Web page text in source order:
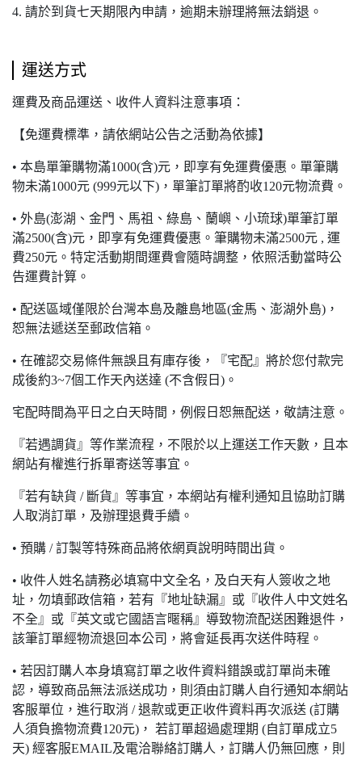
4. 請於到貨七天期限內申請，逾期未辦理將無法銷退。
運送方式
運費及商品運送、收件人資料注意事項：
【免運費標準，請依網站公告之活動為依據】
• 本島單筆購物滿1000(含)元，即享有免運費優惠。單筆購
物未滿1000元 (999元以下)，單筆訂單將酌收120元物流費。
• 外島(澎湖、金門、馬祖、綠島、蘭嶼、小琉球)單筆訂單
滿2500(含)元，即享有免運費優惠。筆購物未滿2500元 , 運
費250元。特定活動期間運費會隨時調整，依照活動當時公
告運費計算。
• 配送區域僅限於台灣本島及離島地區(金馬、澎湖外島)，
恕無法遞送至郵政信箱。
• 在確認交易條件無誤且有庫存後，『宅配』將於您付款完
成後約3~7個工作天內送達 (不含假日)。
宅配時間為平日之白天時間，例假日恕無配送，敬請注意。
『若遇調貨』等作業流程，不限於以上運送工作天數，且本
網站有權進行拆單寄送等事宜。
『若有缺貨 / 斷貨』等事宜，本網站有權利通知且協助訂購
人取消訂單，及辦理退費手續。
• 預購 / 訂製等特殊商品將依網頁說明時間出貨。
• 收件人姓名請務必填寫中文全名，及白天有人簽收之地
址，勿填郵政信箱，若有『地址缺漏』或『收件人中文姓名
不全』或『英文或它國語言暱稱』導致物流配送困難退件，
該筆訂單經物流退回本公司，將會延長再次送件時程。
• 若因訂購人本身填寫訂單之收件資料錯誤或訂單尚未確
認，導致商品無法派送成功，則須由訂購人自行通知本網站
客服單位，進行取消 / 退款或更正收件資料再次派送 (訂購
人須負擔物流費120元)， 若訂單超過處理期 (自訂單成立5
天) 經客服EMAIL及電洽聯絡訂購人，訂購人仍無回應，則